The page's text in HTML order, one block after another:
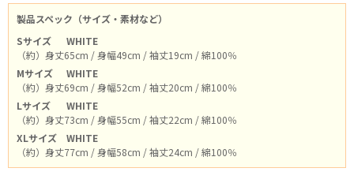
製品スペック（サイズ・素材など）
Sサイズ
WHITE
（約）身丈65cm / 身幅49cm / 袖丈19cm / 綿100％
Mサイズ
WHITE
（約）身丈69cm / 身幅52cm / 袖丈20cm / 綿100％
Lサイズ
WHITE
（約）身丈73cm / 身幅55cm / 袖丈22cm / 綿100％
XLサイズ
WHITE
（約）身丈77cm / 身幅58cm / 袖丈24cm / 綿100％